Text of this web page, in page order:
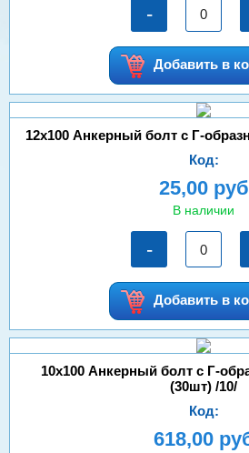
-
Добавить в
12х100 Анкерный болт с Г-
Код:
25,00 руб
В наличии
-
Добавить в
10х100 Анкерный болт с Г-
(30шт) /10/
Код:
618,00